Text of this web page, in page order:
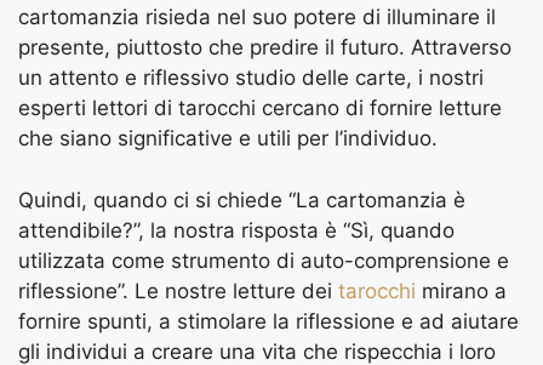
cartomanzia risieda nel suo potere di illuminare il
presente, piuttosto che predire il futuro. Attraverso
un attento e riflessivo studio delle carte, i nostri
esperti lettori di tarocchi cercano di fornire letture
che siano significative e utili per l’individuo.
Quindi, quando ci si chiede “La cartomanzia è
attendibile?”, la nostra risposta è “Sì, quando
utilizzata come strumento di auto-comprensione e
riflessione”. Le nostre letture dei tarocchi mirano a
fornire spunti, a stimolare la riflessione e ad aiutare
gli individui a creare una vita che rispecchia i loro